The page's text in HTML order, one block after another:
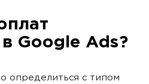
Google Ads?
определиться с типом